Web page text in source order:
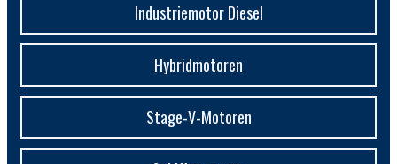
Industriemotor Diesel
Hybridmotoren
Stage-V-Motoren